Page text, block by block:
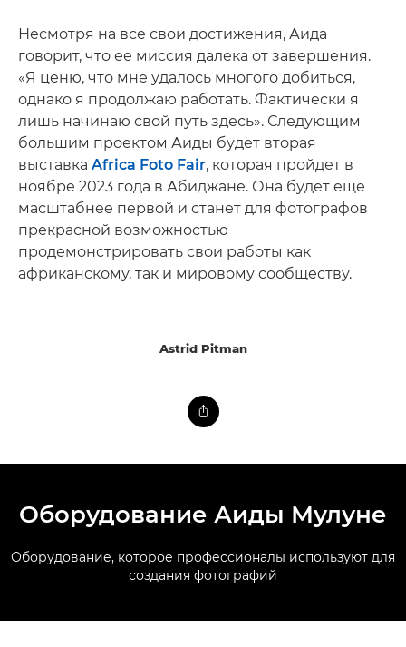
Несмотря на все свои достижения, Аида
говорит, что ее миссия далека от завершения.
«Я ценю, что мне удалось многого добиться,
однако я продолжаю работать. Фактически я
лишь начинаю свой путь здесь». Следующим
большим проектом Аиды будет вторая
выставка Africa Foto Fair, которая пройдет в
ноябре 2023 года в Абиджане. Она будет еще
масштабнее первой и станет для фотографов
прекрасной возможностью
продемонстрировать свои работы как
африканскому, так и мировому сообществу.
Astrid Pitman
Оборудование Аиды Мулуне
Оборудование, которое профессионалы используют для
создания фотографий